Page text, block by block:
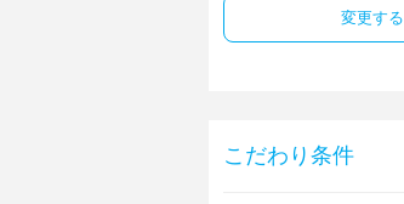
変更する
こだわり条件